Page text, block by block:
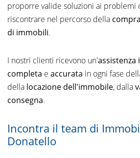
proporre valide soluzioni ai problemi
riscontrare nel percorso della
di immobili.
I nostri clienti ricevono un'
completa e accurata in ogni fase
della locazione dell'immobile, dalla
consegna.
Incontra il team di
Donatello